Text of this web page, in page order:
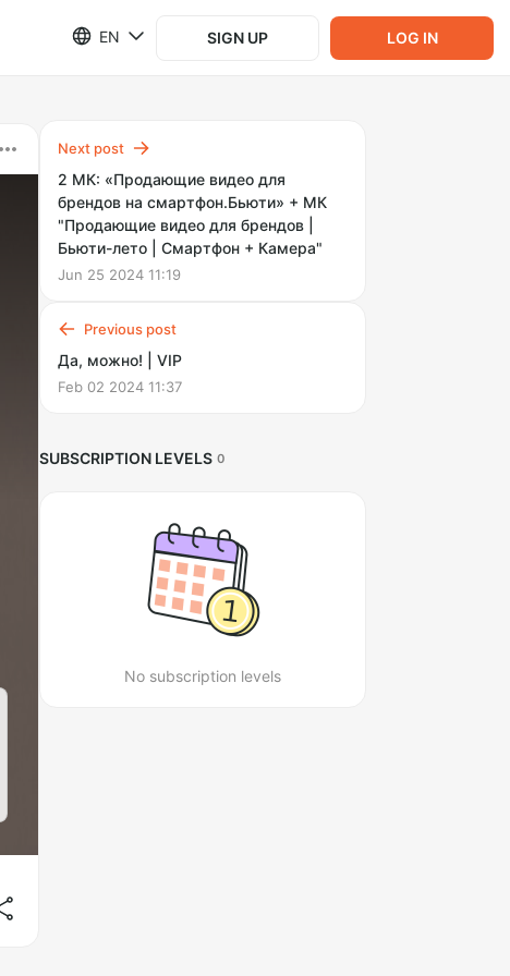
EN SIGN UP LOG IN
Next post
2 МК: «Продающие видео для
брендов на смартфон.Бьюти» + МК
"Продающие видео для брендов |
Бьюти-лето | Смартфон + Камера"
Jun 25 2024 11:19
Previous post
Да, можно! | VIP
Feb 02 2024 11:37
SUBSCRIPTION LEVELS 0
No subscription levels